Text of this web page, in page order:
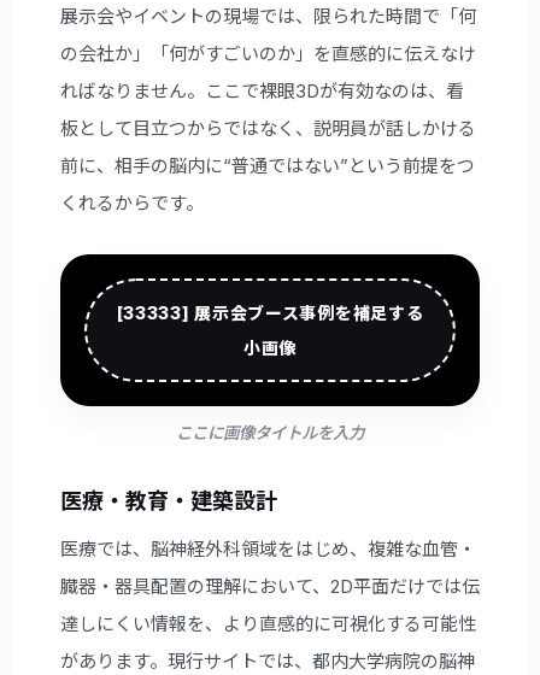
展示会やイベントの現場では、限られた時間で「何
の会社か」「何がすごいのか」を直感的に伝えなけ
ればなりません。ここで裸眼3Dが有効なのは、看
板として目立つからではなく、説明員が話しかける
前に、相手の脳内に“普通ではない”という前提をつ
くれるからです。
[33333] 展示会ブース事例を補足する
小画像
ここに画像タイトルを入力
医療・教育・建築設計
医療では、脳神経外科領域をはじめ、複雑な血管・
臓器・器具配置の理解において、2D平面だけでは伝
達しにくい情報を、より直感的に可視化する可能性
があります。現行サイトでは、都内大学病院の脳神